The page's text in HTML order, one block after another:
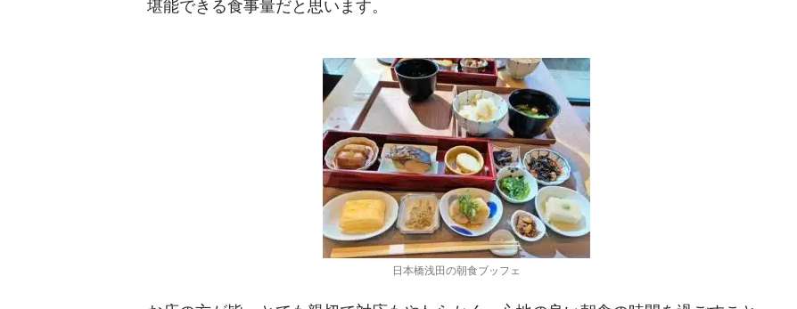
堪能できる食事量だと思います。
日本橋浅田の朝食ブッフェ